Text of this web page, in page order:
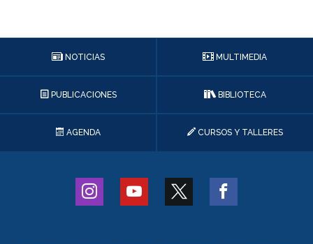
NOTICIAS MULTIMEDIA
PUBLICACIONES BIBLIOTECA
AGENDA CURSOS Y TALLERES